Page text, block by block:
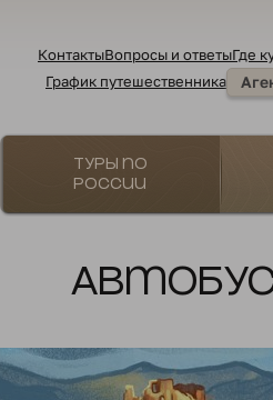
КонтактыВопросы и ответыГде
График путешественника
Туры по
России